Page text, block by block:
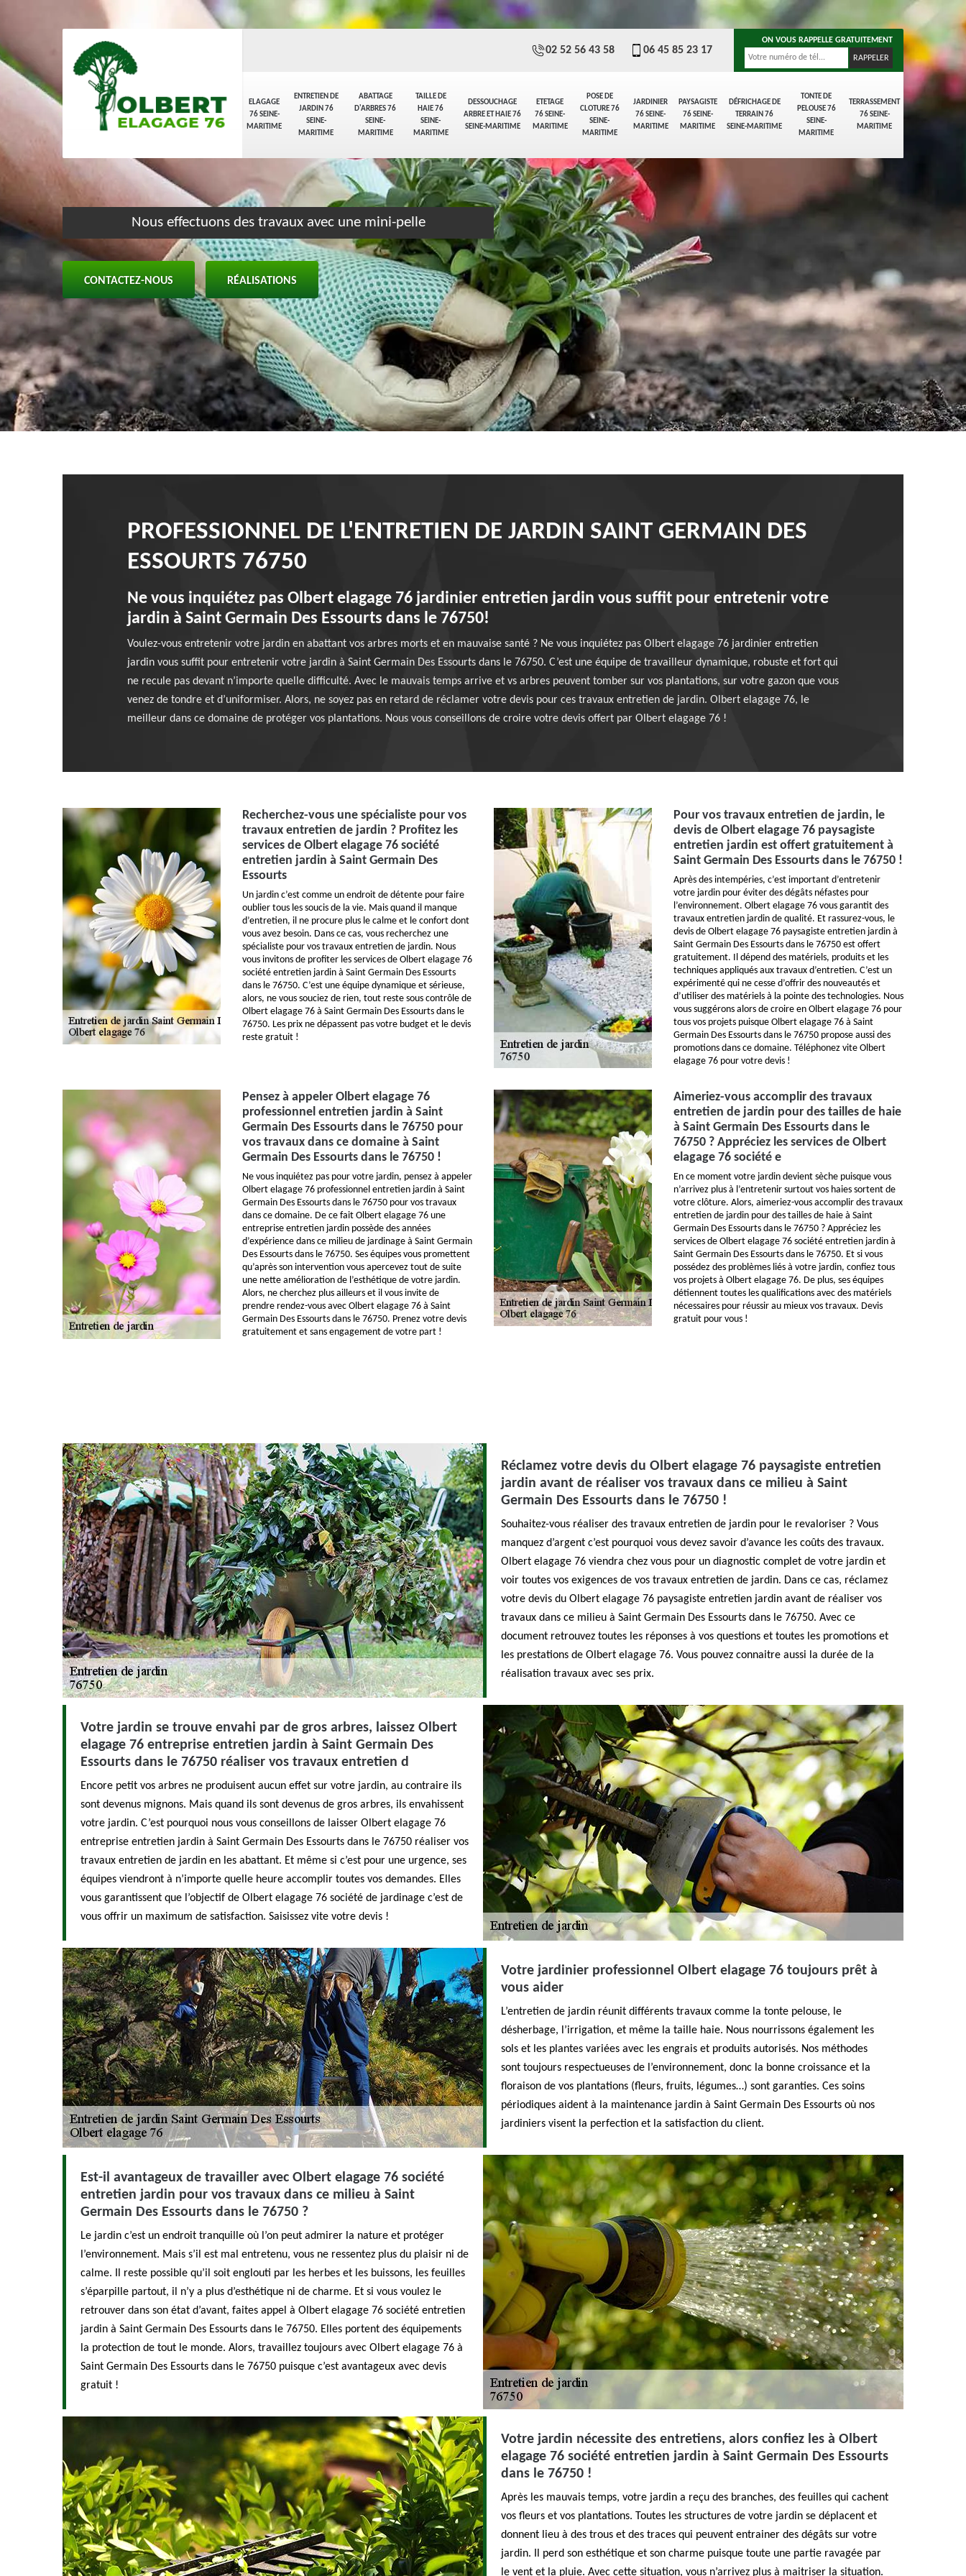
ELAGAGE
76 SEINE-
MARITIME
ENTRETIEN DE
JARDIN 76
SEINE-
MARITIME
ABATTAGE
D'ARBRES 76
SEINE-
MARITIME
TAILLE DE
HAIE 76
SEINE-
MARITIME
DESSOUCHAGE
ARBRE ET HAIE 76
SEINE-MARITIME
ETETAGE
76 SEINE-
MARITIME
POSE DE
CLOTURE 76
SEINE-
MARITIME
JARDINIER
76 SEINE-
MARITIME
PAYSAGISTE
76 SEINE-
MARITIME
DÉFRICHAGE DE
TERRAIN 76
SEINE-MARITIME
TONTE DE
PELOUSE 76
SEINE-
MARITIME
TERRASSEMENT
76 SEINE-
MARITIME
02 52 56 43 58 06 45 85 23 17
ON VOUS RAPPELLE GRATUITEMENT
Nous effectuons des travaux avec une mini-pelle
CONTACTEZ-NOUS RÉALISATIONS
PROFESSIONNEL DE L'ENTRETIEN DE JARDIN SAINT GERMAIN DES
ESSOURTS 76750
Ne vous inquiétez pas Olbert elagage 76 jardinier entretien jardin vous suffit pour entretenir votre
jardin à Saint Germain Des Essourts dans le 76750!
Voulez-vous entretenir votre jardin en abattant vos arbres morts et en mauvaise santé ? Ne vous inquiétez pas Olbert elagage 76 jardinier entretien
jardin vous suffit pour entretenir votre jardin à Saint Germain Des Essourts dans le 76750. C’est une équipe de travailleur dynamique, robuste et fort qui
ne recule pas devant n’importe quelle difficulté. Avec le mauvais temps arrive et vs arbres peuvent tomber sur vos plantations, sur votre gazon que vous
venez de tondre et d’uniformiser. Alors, ne soyez pas en retard de réclamer votre devis pour ces travaux entretien de jardin. Olbert elagage 76, le
meilleur dans ce domaine de protéger vos plantations. Nous vous conseillons de croire votre devis offert par Olbert elagage 76 !
Recherchez-vous une spécialiste pour vos
travaux entretien de jardin ? Profitez les
services de Olbert elagage 76 société
entretien jardin à Saint Germain Des
Essourts
Un jardin c’est comme un endroit de détente pour faire
oublier tous les soucis de la vie. Mais quand il manque
d’entretien, il ne procure plus le calme et le confort dont
vous avez besoin. Dans ce cas, vous recherchez une
spécialiste pour vos travaux entretien de jardin. Nous
vous invitons de profiter les services de Olbert elagage 76
société entretien jardin à Saint Germain Des Essourts
dans le 76750. C’est une équipe dynamique et sérieuse,
alors, ne vous souciez de rien, tout reste sous contrôle de
Olbert elagage 76 à Saint Germain Des Essourts dans le
76750. Les prix ne dépassent pas votre budget et le devis
reste gratuit !
Pour vos travaux entretien de jardin, le
devis de Olbert elagage 76 paysagiste
entretien jardin est offert gratuitement à
Saint Germain Des Essourts dans le 76750 !
Après des intempéries, c’est important d’entretenir
votre jardin pour éviter des dégâts néfastes pour
l’environnement. Olbert elagage 76 vous garantit des
travaux entretien jardin de qualité. Et rassurez-vous, le
devis de Olbert elagage 76 paysagiste entretien jardin à
Saint Germain Des Essourts dans le 76750 est offert
gratuitement. Il dépend des matériels, produits et les
techniques appliqués aux travaux d’entretien. C’est un
expérimenté qui ne cesse d’offrir des nouveautés et
d’utiliser des matériels à la pointe des technologies. Nous
vous suggérons alors de croire en Olbert elagage 76 pour
tous vos projets puisque Olbert elagage 76 à Saint
Germain Des Essourts dans le 76750 propose aussi des
promotions dans ce domaine. Téléphonez vite Olbert
elagage 76 pour votre devis !
Pensez à appeler Olbert elagage 76
professionnel entretien jardin à Saint
Germain Des Essourts dans le 76750 pour
vos travaux dans ce domaine à Saint
Germain Des Essourts dans le 76750 !
Ne vous inquiétez pas pour votre jardin, pensez à appeler
Olbert elagage 76 professionnel entretien jardin à Saint
Germain Des Essourts dans le 76750 pour vos travaux
dans ce domaine. De ce fait Olbert elagage 76 une
entreprise entretien jardin possède des années
d’expérience dans ce milieu de jardinage à Saint Germain
Des Essourts dans le 76750. Ses équipes vous promettent
qu’après son intervention vous apercevez tout de suite
une nette amélioration de l’esthétique de votre jardin.
Alors, ne cherchez plus ailleurs et il vous invite de
prendre rendez-vous avec Olbert elagage 76 à Saint
Germain Des Essourts dans le 76750. Prenez votre devis
gratuitement et sans engagement de votre part !
Aimeriez-vous accomplir des travaux
entretien de jardin pour des tailles de haie
à Saint Germain Des Essourts dans le
76750 ? Appréciez les services de Olbert
elagage 76 société e
En ce moment votre jardin devient sèche puisque vous
n’arrivez plus à l’entretenir surtout vos haies sortent de
votre clôture. Alors, aimeriez-vous accomplir des travaux
entretien de jardin pour des tailles de haie à Saint
Germain Des Essourts dans le 76750 ? Appréciez les
services de Olbert elagage 76 société entretien jardin à
Saint Germain Des Essourts dans le 76750. Et si vous
possédez des problèmes liés à votre jardin, confiez tous
vos projets à Olbert elagage 76. De plus, ses équipes
détiennent toutes les qualifications avec des matériels
nécessaires pour réussir au mieux vos travaux. Devis
gratuit pour vous !
Réclamez votre devis du Olbert elagage 76 paysagiste entretien
jardin avant de réaliser vos travaux dans ce milieu à Saint
Germain Des Essourts dans le 76750 !
Souhaitez-vous réaliser des travaux entretien de jardin pour le revaloriser ? Vous
manquez d’argent c’est pourquoi vous devez savoir d’avance les coûts des travaux.
Olbert elagage 76 viendra chez vous pour un diagnostic complet de votre jardin et
voir toutes vos exigences de vos travaux entretien de jardin. Dans ce cas, réclamez
votre devis du Olbert elagage 76 paysagiste entretien jardin avant de réaliser vos
travaux dans ce milieu à Saint Germain Des Essourts dans le 76750. Avec ce
document retrouvez toutes les réponses à vos questions et toutes les promotions et
les prestations de Olbert elagage 76. Vous pouvez connaitre aussi la durée de la
réalisation travaux avec ses prix.
Votre jardin se trouve envahi par de gros arbres, laissez Olbert
elagage 76 entreprise entretien jardin à Saint Germain Des
Essourts dans le 76750 réaliser vos travaux entretien d
Encore petit vos arbres ne produisent aucun effet sur votre jardin, au contraire ils
sont devenus mignons. Mais quand ils sont devenus de gros arbres, ils envahissent
votre jardin. C’est pourquoi nous vous conseillons de laisser Olbert elagage 76
entreprise entretien jardin à Saint Germain Des Essourts dans le 76750 réaliser vos
travaux entretien de jardin en les abattant. Et même si c’est pour une urgence, ses
équipes viendront à n’importe quelle heure accomplir toutes vos demandes. Elles
vous garantissent que l’objectif de Olbert elagage 76 société de jardinage c’est de
vous offrir un maximum de satisfaction. Saisissez vite votre devis !
Votre jardinier professionnel Olbert elagage 76 toujours prêt à
vous aider
L’entretien de jardin réunit différents travaux comme la tonte pelouse, le
désherbage, l’irrigation, et même la taille haie. Nous nourrissons également les
sols et les plantes variées avec les engrais et produits autorisés. Nos méthodes
sont toujours respectueuses de l’environnement, donc la bonne croissance et la
floraison de vos plantations (fleurs, fruits, légumes…) sont garanties. Ces soins
périodiques aident à la maintenance jardin à Saint Germain Des Essourts où nos
jardiniers visent la perfection et la satisfaction du client.
Est-il avantageux de travailler avec Olbert elagage 76 société
entretien jardin pour vos travaux dans ce milieu à Saint
Germain Des Essourts dans le 76750 ?
Le jardin c’est un endroit tranquille où l’on peut admirer la nature et protéger
l’environnement. Mais s’il est mal entretenu, vous ne ressentez plus du plaisir ni de
calme. Il reste possible qu’il soit englouti par les herbes et les buissons, les feuilles
s’éparpille partout, il n’y a plus d’esthétique ni de charme. Et si vous voulez le
retrouver dans son état d’avant, faites appel à Olbert elagage 76 société entretien
jardin à Saint Germain Des Essourts dans le 76750. Elles portent des équipements
la protection de tout le monde. Alors, travaillez toujours avec Olbert elagage 76 à
Saint Germain Des Essourts dans le 76750 puisque c’est avantageux avec devis
gratuit !
Votre jardin nécessite des entretiens, alors confiez les à Olbert
elagage 76 société entretien jardin à Saint Germain Des Essourts
dans le 76750 !
Après les mauvais temps, votre jardin a reçu des branches, des feuilles qui cachent
vos fleurs et vos plantations. Toutes les structures de votre jardin se déplacent et
donnent lieu à des trous et des traces qui peuvent entrainer des dégâts sur votre
jardin. Il perd son esthétique et son charme puisque toute une partie ravagée par
le vent et la pluie. Avec cette situation, vous n’arrivez plus à maitriser la situation.